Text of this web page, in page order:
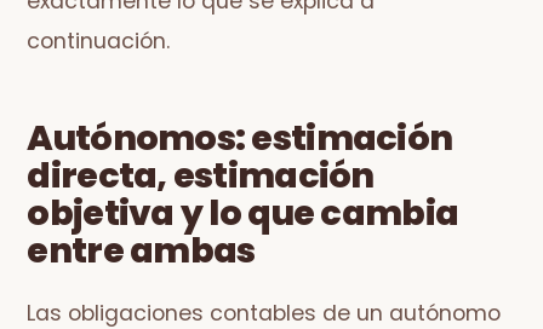
continuación.
Autónomos: estimación
directa, estimación
objetiva y lo que cambia
entre ambas
Las obligaciones contables de un autónomo